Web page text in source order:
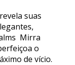
suas
 Mirra
o
de vício.